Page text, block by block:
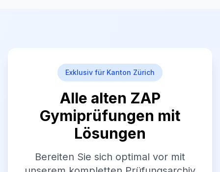
Exklusiv für Kanton Zürich
Alle alten ZAP
Gymiprüfungen mit
Lösungen
Bereiten Sie sich optimal vor mit